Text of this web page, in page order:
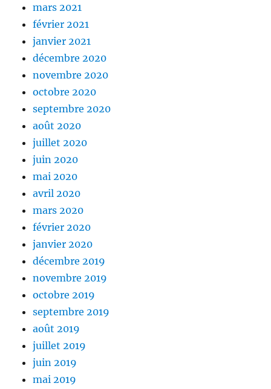
mars 2021
février 2021
janvier 2021
décembre 2020
novembre 2020
octobre 2020
septembre 2020
août 2020
juillet 2020
juin 2020
mai 2020
avril 2020
mars 2020
février 2020
janvier 2020
décembre 2019
novembre 2019
octobre 2019
septembre 2019
août 2019
juillet 2019
juin 2019
mai 2019